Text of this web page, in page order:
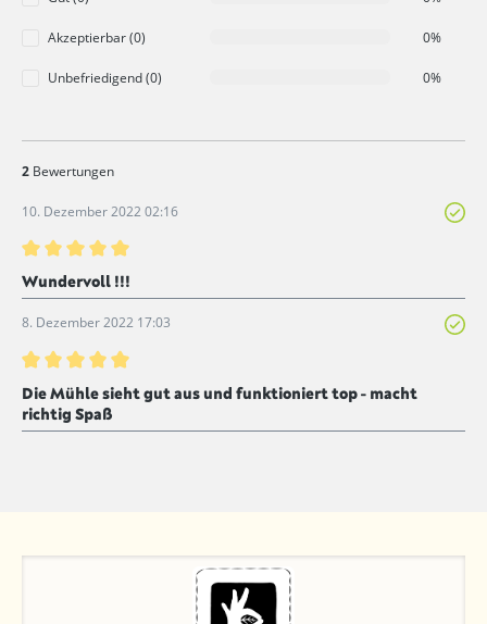
Akzeptierbar (0) 0%
Unbefriedigend (0) 0%
2 Bewertungen
10. Dezember 2022 02:16
Bewertung mit 5 von 5 Sternen
Wundervoll !!!
8. Dezember 2022 17:03
Bewertung mit 5 von 5 Sternen
Die Mühle sieht gut aus und funktioniert top - macht
richtig Spaß